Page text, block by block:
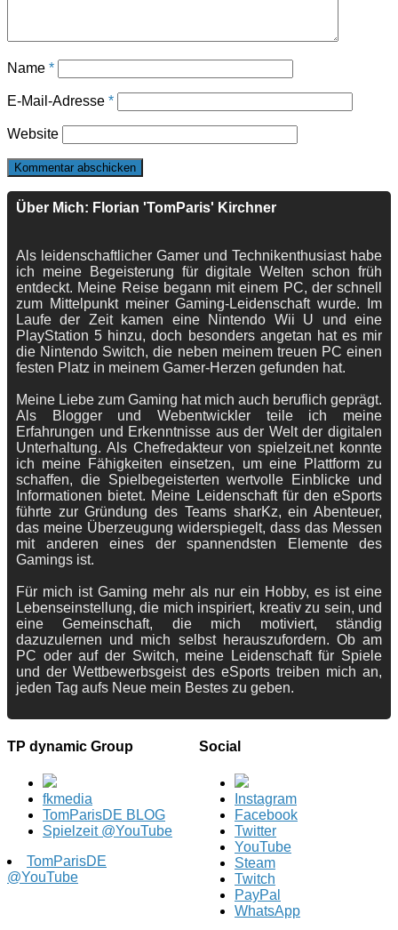
Name *
E-Mail-Adresse *
Website
Über Mich: Florian 'TomParis' Kirchner
Als leidenschaftlicher Gamer und Technikenthusiast habe
ich meine Begeisterung für digitale Welten schon früh
entdeckt. Meine Reise begann mit einem PC, der schnell
zum Mittelpunkt meiner Gaming-Leidenschaft wurde. Im
Laufe der Zeit kamen eine Nintendo Wii U und eine
PlayStation 5 hinzu, doch besonders angetan hat es mir
die Nintendo Switch, die neben meinem treuen PC einen
festen Platz in meinem Gamer-Herzen gefunden hat.
Meine Liebe zum Gaming hat mich auch beruflich geprägt.
Als Blogger und Webentwickler teile ich meine
Erfahrungen und Erkenntnisse aus der Welt der digitalen
Unterhaltung. Als Chefredakteur von spielzeit.net konnte
ich meine Fähigkeiten einsetzen, um eine Plattform zu
schaffen, die Spielbegeisterten wertvolle Einblicke und
Informationen bietet. Meine Leidenschaft für den eSports
führte zur Gründung des Teams sharKz, ein Abenteuer,
das meine Überzeugung widerspiegelt, dass das Messen
mit anderen eines der spannendsten Elemente des
Gamings ist.
Für mich ist Gaming mehr als nur ein Hobby, es ist eine
Lebenseinstellung, die mich inspiriert, kreativ zu sein, und
eine Gemeinschaft, die mich motiviert, ständig
dazuzulernen und mich selbst herauszufordern. Ob am
PC oder auf der Switch, meine Leidenschaft für Spiele
und der Wettbewerbsgeist des eSports treiben mich an,
jeden Tag aufs Neue mein Bestes zu geben.
TP dynamic Group
fkmedia
TomParisDE BLOG
Spielzeit @YouTube
TomParisDE
@YouTube
Social
Instagram
Facebook
Twitter
YouTube
Steam
Twitch
PayPal
WhatsApp